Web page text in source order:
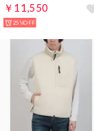
￥11,550
25%OFF